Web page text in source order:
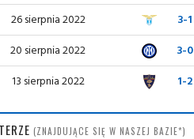
26 sierpnia 2022 3-1
20 sierpnia 2022 3-0
13 sierpnia 2022 1-2
(ZNAJDUJĄCE SIĘ W NASZEJ BAZIE*)